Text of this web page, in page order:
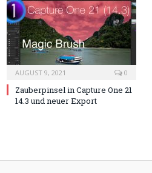
AUGUST 9, 2021 0
Zauberpinsel in Capture One 21
14.3 und neuer Export